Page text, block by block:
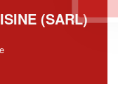
(SARL)